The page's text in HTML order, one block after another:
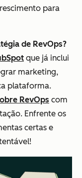
para
de RevOps?
que já inclui
marketing,
plataforma.
RevOps com
Enfrente os
certas e